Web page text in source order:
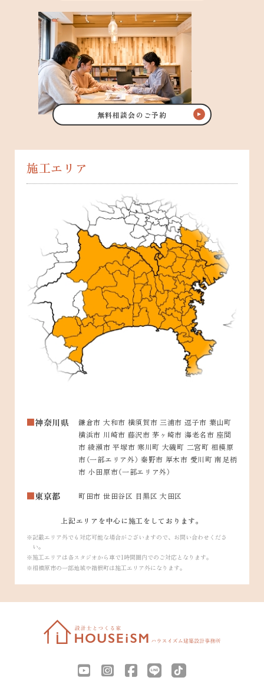
無料相談会のご予約
施工エリア
神奈川県
鎌倉市 大和市 横須賀市 三浦市 逗子市 葉山町
横浜市 川崎市 藤沢市 茅ヶ崎市 海老名市 座間
市 綾瀬市 平塚市 寒川町 大磯町 二宮町 相模原
市（一部エリア外） 秦野市 厚木市 愛川町 南足柄
市 小田原市（一部エリア外）
東京都 町田市 世田谷区 目黒区 大田区
上記エリアを中心に施工をしております。
記載エリア外でも対応可能な場合がございますので、お問い合わせくださ
い。
施工エリアは各スタジオから車で1時間圏内でのご対応となります。
相模原市の一部地域や箱根町は施工エリア外になります。